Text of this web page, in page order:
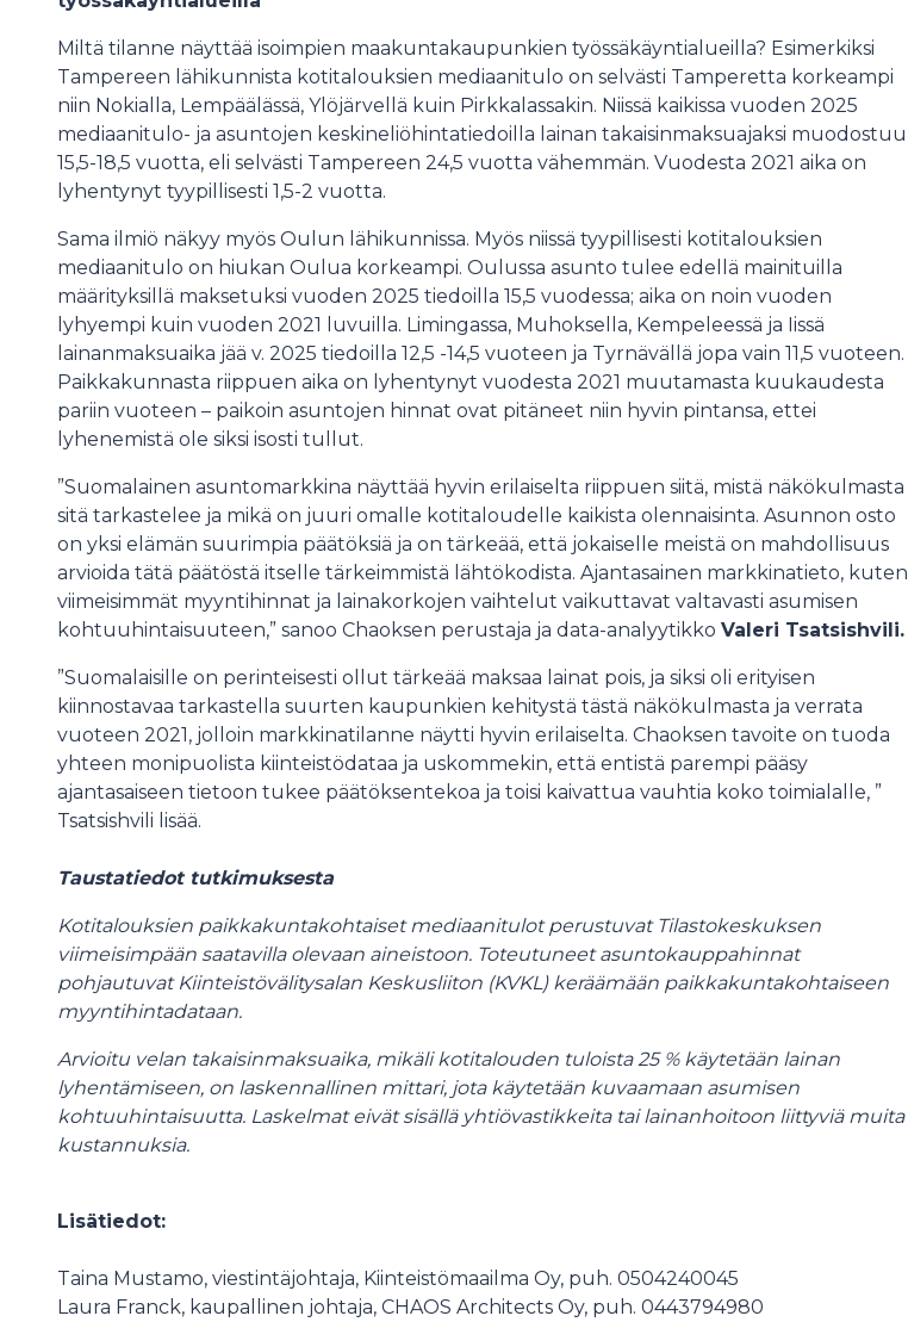
Miltä tilanne näyttää isoimpien maakuntakaupunkien työssäkäyntialueilla? Esimerkiksi
Tampereen lähikunnista kotitalouksien mediaanitulo on selvästi Tamperetta korkeampi
niin Nokialla, Lempäälässä, Ylöjärvellä kuin Pirkkalassakin. Niissä kaikissa vuoden 2025
mediaanitulo- ja asuntojen keskineliöhintatiedoilla lainan takaisinmaksuajaksi muodostuu
15,5-18,5 vuotta, eli selvästi Tampereen 24,5 vuotta vähemmän. Vuodesta 2021 aika on
lyhentynyt tyypillisesti 1,5-2 vuotta.
Sama ilmiö näkyy myös Oulun lähikunnissa. Myös niissä tyypillisesti kotitalouksien
mediaanitulo on hiukan Oulua korkeampi. Oulussa asunto tulee edellä mainituilla
määrityksillä maksetuksi vuoden 2025 tiedoilla 15,5 vuodessa; aika on noin vuoden
lyhyempi kuin vuoden 2021 luvuilla. Limingassa, Muhoksella, Kempeleessä ja Iissä
lainanmaksuaika jää v. 2025 tiedoilla 12,5 -14,5 vuoteen ja Tyrnävällä jopa vain 11,5 vuoteen.
Paikkakunnasta riippuen aika on lyhentynyt vuodesta 2021 muutamasta kuukaudesta
pariin vuoteen – paikoin asuntojen hinnat ovat pitäneet niin hyvin pintansa, ettei
lyhenemistä ole siksi isosti tullut.
”Suomalainen asuntomarkkina näyttää hyvin erilaiselta riippuen siitä, mistä näkökulmasta
sitä tarkastelee ja mikä on juuri omalle kotitaloudelle kaikista olennaisinta. Asunnon osto
on yksi elämän suurimpia päätöksiä ja on tärkeää, että jokaiselle meistä on mahdollisuus
arvioida tätä päätöstä itselle tärkeimmistä lähtökodista. Ajantasainen markkinatieto, kuten
viimeisimmät myyntihinnat ja lainakorkojen vaihtelut vaikuttavat valtavasti asumisen
kohtuuhintaisuuteen,” sanoo Chaoksen perustaja ja data-analyytikko Valeri Tsatsishvili.
”Suomalaisille on perinteisesti ollut tärkeää maksaa lainat pois, ja siksi oli erityisen
kiinnostavaa tarkastella suurten kaupunkien kehitystä tästä näkökulmasta ja verrata
vuoteen 2021, jolloin markkinatilanne näytti hyvin erilaiselta. Chaoksen tavoite on tuoda
yhteen monipuolista kiinteistödataa ja uskommekin, että entistä parempi pääsy
ajantasaiseen tietoon tukee päätöksentekoa ja toisi kaivattua vauhtia koko toimialalle, ”
Tsatsishvili lisää.
Taustatiedot tutkimuksesta
Kotitalouksien paikkakuntakohtaiset mediaanitulot perustuvat Tilastokeskuksen
viimeisimpään saatavilla olevaan aineistoon. Toteutuneet asuntokauppahinnat
pohjautuvat Kiinteistövälitysalan Keskusliiton (KVKL) keräämään paikkakuntakohtaiseen
myyntihintadataan.
Arvioitu velan takaisinmaksuaika, mikäli kotitalouden tuloista 25 % käytetään lainan
lyhentämiseen, on laskennallinen mittari, jota käytetään kuvaamaan asumisen
kohtuuhintaisuutta. Laskelmat eivät sisällä yhtiövastikkeita tai lainanhoitoon liittyviä muita
kustannuksia.
Lisätiedot:
Taina Mustamo, viestintäjohtaja, Kiinteistömaailma Oy, puh. 0504240045
Laura Franck, kaupallinen johtaja, CHAOS Architects Oy, puh. 0443794980